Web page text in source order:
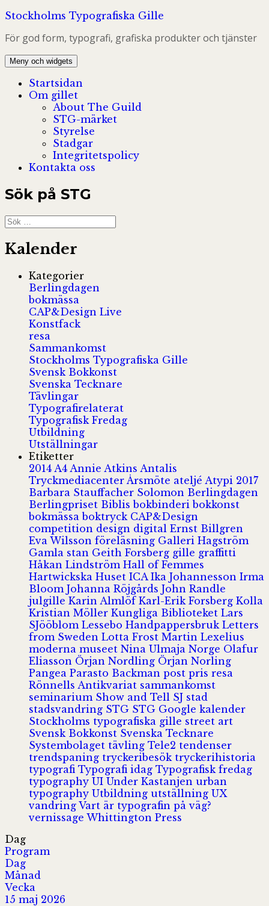
Hoppa
innehåll
Stockholms Typografiska Gille
För god form, typografi, grafiska produkter och tjänster
Meny och widgets
Startsidan
Om gillet
About The Guild
STG-märket
Styrelse
Stadgar
Integritetspolicy
Kontakta oss
Sök på STG
Sök
efter:
Kalender
Kategorier
Berlingdagen
bokmässa
CAP&Design Live
Konstfack
resa
Sammankomst
Stockholms Typografiska Gille
Svensk Bokkonst
Svenska Tecknare
Tävlingar
Typografirelaterat
Typografisk Fredag
Utbildning
Utställningar
Etiketter
2014 A4 Annie Atkins Antalis
Tryckmediacenter Årsmöte ateljé Atypi 2017
Barbara Stauffacher Solomon Berlingdagen
Berlingpriset Biblisbokbinderibokkonst
bokmässaboktryck CAP&Design
competition design digital Ernst Billgren
Eva Wilsson föreläsning Galleri Hagström
Gamla stan Geith Forsberg gille graffitti
Håkan Lindström Hall of Femmes
Hartwickska Huset ICA Ika Johannesson Irma
Bloom Johanna Röjgårds John Randle
julgille Karin Almlöf Karl-Erik Forsberg Kolla
Kristian Möller Kungliga Biblioteket Lars
SJööblom Lessebo Handpappersbruk Letters
from Sweden Lotta Frost Martin Lexelius
moderna museet Nina Ulmaja Norge Olafur
Eliasson Örjan Nordling Örjan Norling
Pangea Parasto Backman post pris resa
Rönnells Antikvariat sammankomst
seminarium Show and Tell SJ stad
stadsvandring STG STG Google kalender
Stockholms typografiska gille street art
Svensk Bokkonst Svenska Tecknare
Systembolaget tävling Tele2 tendenser
trendspaning tryckeribesök tryckerihistoria
typografi Typografi idag Typografisk fredag
typography UI Under Kastanjen urban
typography Utbildning utställning UX
vandring Vart är typografin på väg?
vernissage Whittington Press
Dag
Program
Dag
Månad
Vecka
15 maj 2026